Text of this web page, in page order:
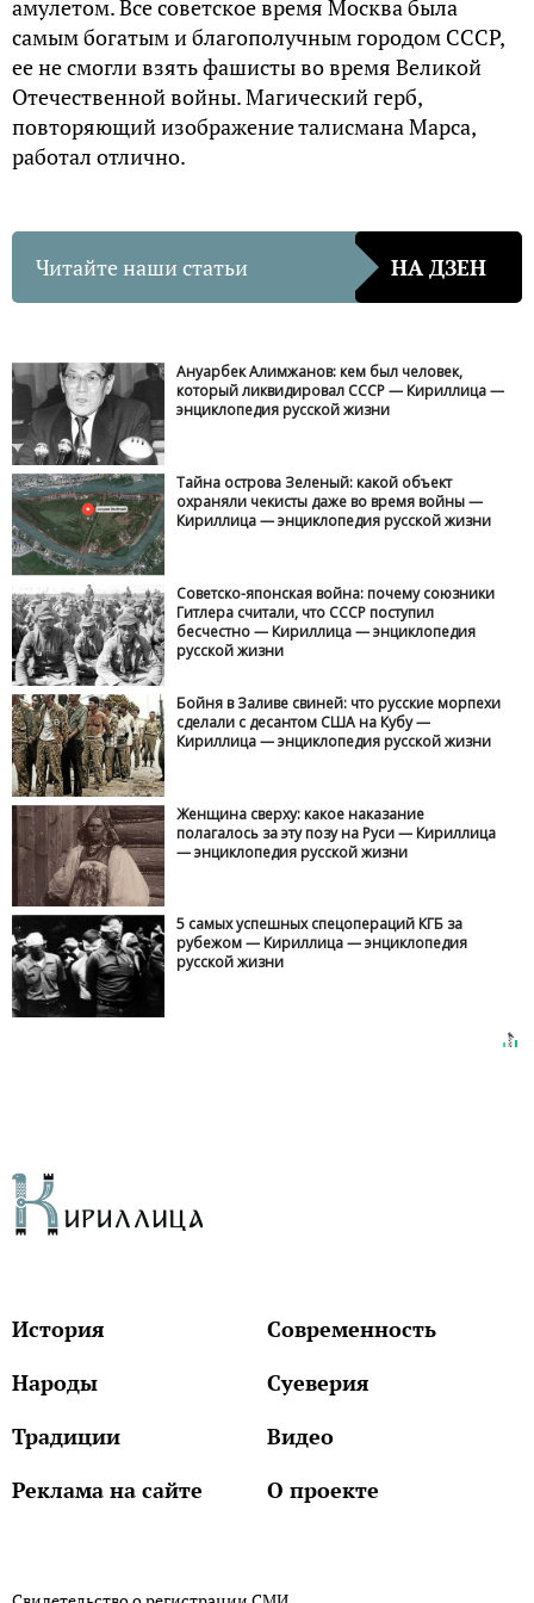
амулетом. Все советское время Москва была
самым богатым и благополучным городом СССР,
ее не смогли взять фашисты во время Великой
Отечественной войны. Магический герб,
повторяющий изображение талисмана Марса,
работал отлично.
Читайте наши статьи НА ДЗЕН
Ануарбек Алимжанов: кем был человек,
который ликвидировал СССР — Кириллица —
энциклопедия русской жизни
Тайна острова Зеленый: какой объект
охраняли чекисты даже во время войны —
Кириллица — энциклопедия русской жизни
Советско-японская война: почему союзники
Гитлера считали, что СССР поступил
бесчестно — Кириллица — энциклопедия
русской жизни
Бойня в Заливе свиней: что русские морпехи
сделали с десантом США на Кубу —
Кириллица — энциклопедия русской жизни
Женщина сверху: какое наказание
полагалось за эту позу на Руси — Кириллица
— энциклопедия русской жизни
5 самых успешных спецопераций КГБ за
рубежом — Кириллица — энциклопедия
русской жизни
История
Современность
Народы
Суеверия
Традиции
Видео
Реклама на сайте
О проекте